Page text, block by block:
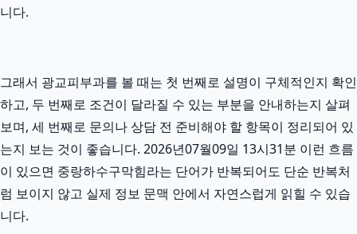
니다.
그래서 광교피부과를 볼 때는 첫 번째로 설명이 구체적인지 확인
하고, 두 번째로 조건이 달라질 수 있는 부분을 안내하는지 살펴
보며, 세 번째로 문의나 상담 전 준비해야 할 항목이 정리되어 있
는지 보는 것이 좋습니다. 2026년07월09일 13시31분 이런 흐름
이 있으면 중랑하수구막힘라는 단어가 반복되어도 단순 반복처
럼 보이지 않고 실제 정보 문맥 안에서 자연스럽게 읽힐 수 있습
니다.